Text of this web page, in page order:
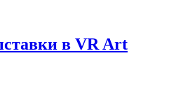
в VR Art